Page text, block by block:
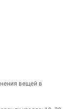
вещей в